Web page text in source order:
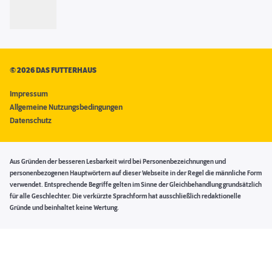
©2026 DAS FUTTERHAUS
Impressum
Allgemeine Nutzungsbedingungen
Datenschutz
Aus Gründen der besseren Lesbarkeit wird bei Personenbezeichnungen und
personenbezogenen Hauptwörtern auf dieser Webseite in der Regel die männliche Form
verwendet. Entsprechende Begriffe gelten im Sinne der Gleichbehandlung grundsätzlich
für alle Geschlechter. Die verkürzte Sprachform hat ausschließlich redaktionelle
Gründe und beinhaltet keine Wertung.